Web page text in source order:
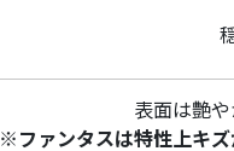
表面は艶
※ファンタスは特性上キ